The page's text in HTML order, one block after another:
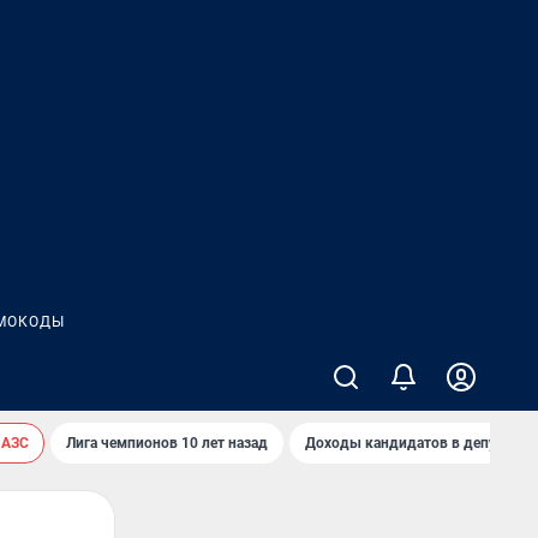
АЗС Лига чемпионов 10 лет назад Доходы кандидатов в депутаты